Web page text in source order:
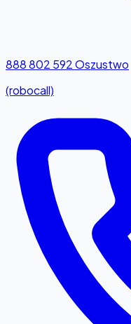
888 802 592Oszustwo
(robocall)